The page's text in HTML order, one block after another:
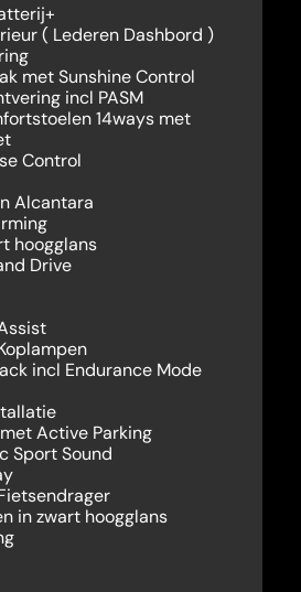
( Lederen Dashbord )
met Sunshine Control
incl PASM
14ways met
Control
Alcantara
hoogglans
Drive
incl Endurance Mode
Active Parking
Sport Sound
in zwart hoogglans